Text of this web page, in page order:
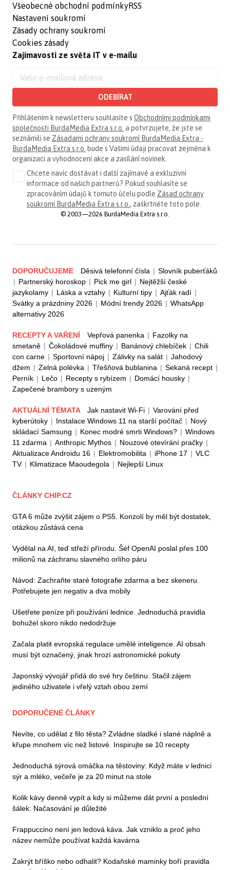
Všeobecné obchodní podmínky
Nastavení soukromí
Zásady ochrany soukromí
Cookies zásady
RSS
Zajímavosti ze světa IT v e-mailu
ODEBÍRAT
Přihlášením k newsletteru souhlasíte s Obchodními podmínkami
společnosti BurdaMedia Extra s.r.o. a potvrzujete, že jste se
seznámili se Zásadami ochrany soukromí BurdaMedia Extra -
BurdaMedia Extra s.r.o. bude s Vašimi údaji pracovat zejména k
organizaci a vyhodnocení akce a zasílání novinek.
Chcete navíc dostávat i další zajímavé a exkluzivní
informace od našich partnerů? Pokud souhlasíte se
zpracováním údajů k tomuto účelu podle Zásad ochrany
soukromí BurdaMedia Extra s.r.o. , zaškrtněte toto pole.
© 2003—2026 BurdaMedia Extra s.r.o.
DOPORUČUJEME Děsivá telefonní čísla | Slovník puberťáků
| Partnerský horoskop | Pick me girl | Nejtěžší české
jazykolamy | Láska a vztahy | Kulturní tipy | Ajťák radí |
Svátky a prázdniny 2026 | Módní trendy 2026 | WhatsApp
alternativy 2026
RECEPTY A VAŘENÍ Vepřová panenka | Fazolky na
smetaně | Čokoládové muffiny | Banánový chlebíček | Chili
con carne | Sportovní nápoj | Zálivky na salát | Jahodový
džem | Zelná polévka | Třešňová bublanina | Sekaná recept |
Perník | Lečo | Recepty s rybízem | Domácí housky |
Zapečené brambory s uzeným
AKTUÁLNÍ TÉMATA Jak nastavit Wi-Fi | Varování před
kyberútoky | Instalace Windows 11 na starší počítač | Nový
skládací Samsung | Konec modré smrti Windows? | Windows
11 zdarma | Anthropic Mythos | Nouzové otevírání pračky |
Aktualizace Androidu 16 | Elektromobilita | iPhone 17 | VLC
TV | Klimatizace Maoudegola | Nejlepší Linux
ČLÁNKY CHIP.CZ
GTA 6 může zvýšit zájem o PS5. Konzolí by měl být dostatek,
otázkou zůstává cena
Vydělal na AI, teď střeží přírodu. Šéf OpenAI poslal přes 100
milionů na záchranu slavného orlího páru
Návod: Zachraňte staré fotografie zdarma a bez skeneru.
Potřebujete jen negativ a dva mobily
Ušetřete peníze při používání lednice. Jednoduchá pravidla
bohužel skoro nikdo nedodržuje
Začala platit evropská regulace umělé inteligence. AI obsah
musí být označený, jinak hrozí astronomické pokuty
Japonský vývojář přidá do své hry češtinu. Stačil zájem
jediného uživatele i vřelý vztah obou zemí
DOPORUČENÉ ČLÁNKY
Nevíte, co udělat z filo těsta? Zvládne sladké i slané náplně a
křupe mnohem víc než listové. Inspirujte se 10 recepty
Jednoduchá sýrová omáčka na těstoviny: Když máte v lednici
sýr a mléko, večeře je za 20 minut na stole
Kolik kávy denně vypít a kdy si můžeme dát první a poslední
šálek: Načasování je důležité
Frappuccino není jen ledová káva. Jak vzniklo a proč jeho
název nemůže používat každá kavárna
Zakrýt bříško nebo odhalit? Kodaňské maminky boří pravidla